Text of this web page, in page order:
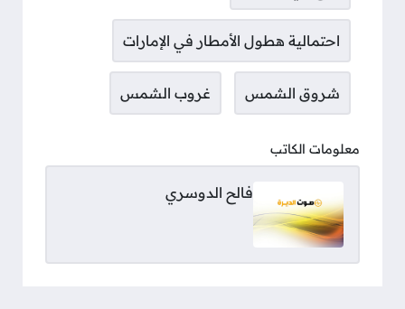
احتمالية هطول الأمطار في الإمارات
شروق الشمس غروب الشمس
معلومات الكاتب
فالح الدوسري